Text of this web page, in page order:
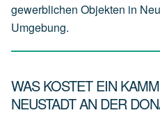
gewerblichen Objekten in
Umgebung.
WAS KOSTET EIN
NEUSTADT AN DER